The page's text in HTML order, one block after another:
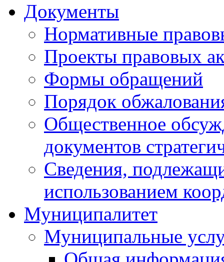
Документы
Нормативные
Проекты правовых
Формы обращений
Порядок
Общественное
документов
Сведения,
использованием
Муниципалитет
Муниципальные